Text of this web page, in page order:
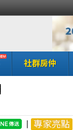
社群房仲
| 專家亮點